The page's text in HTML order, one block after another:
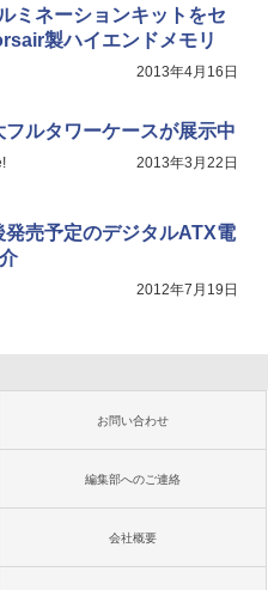
ミネーションキットをセ
製ハイエンドメモリ
2013年4月16日
ルタワーケースが展示中
2013年3月22日
売予定のデジタルATX電
2012年7月19日
お問い合わせ
編集部へのご連絡
会社概要